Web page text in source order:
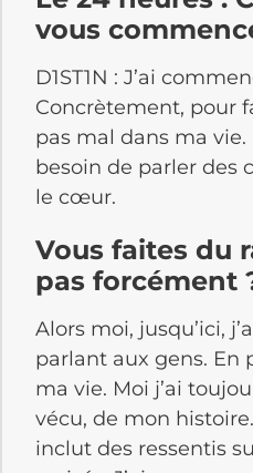
vous
D1ST1N : J’ai
Concrètement, pour
pas mal dans ma vie.
besoin de parler des
le cœur.
Vous faites du
pas forcément
Alors moi, jusqu’ici,
parlant aux gens. En
ma vie. Moi j’ai
vécu, de mon
inclut des ressentis